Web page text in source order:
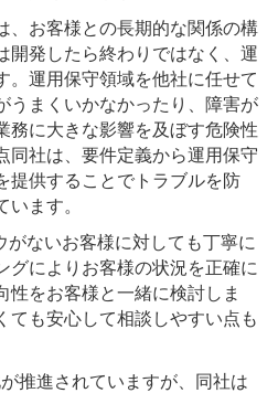
、お客様との長期的な関係の構
開発したら終わりではなく、運
。運用保守領域を他社に任せて
うまくいかなかったり、障害が
務に大きな影響を及ぼす危険性
同社は、要件定義から運用保守
提供することでトラブルを防
います。
がないお客様に対しても丁寧に
グによりお客様の状況を正確に
性をお客様と一緒に検討しま
ても安心して相談しやすい点も
推進されていますが、同社は